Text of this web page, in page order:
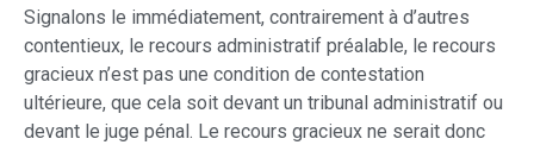
Signalons le immédiatement, contrairement à d’autres
contentieux, le recours administratif préalable, le recours
gracieux n’est pas une condition de contestation
ultérieure, que cela soit devant un tribunal administratif ou
devant le juge pénal. Le recours gracieux ne serait donc